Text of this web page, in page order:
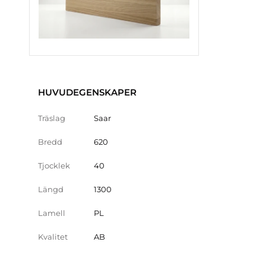
HUVUDEGENSKAPER
Träslag Saar
Bredd 620
Tjocklek 40
Längd 1300
Lamell PL
Kvalitet AB